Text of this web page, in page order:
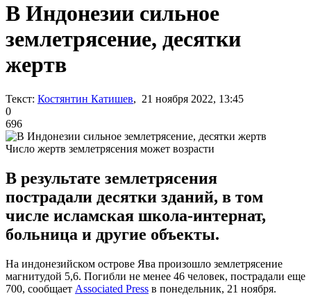
В Индонезии сильное
землетрясение, десятки
жертв
Текст: Костянтин Катишев, 21 ноября 2022, 13:45
0
696
Число жертв землетрясения может возрасти
В результате землетрясения
пострадали десятки зданий, в том
числе исламская школа-интернат,
больница и другие объекты.
На индонезийском острове Ява произошло землетрясение
магнитудой 5,6. Погибли не менее 46 человек, пострадали еще
700, сообщает Associated Press в понедельник, 21 ноября.